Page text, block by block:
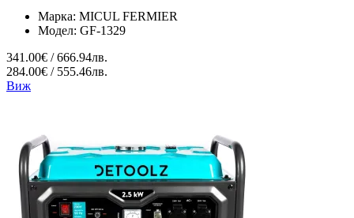
Марка: MICUL FERMIER
Модел: GF-1329
341.00€ / 666.94лв.
284.00€ / 555.46лв.
Виж